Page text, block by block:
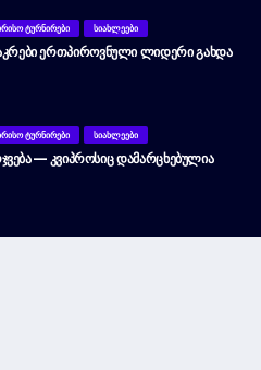
ᲢᲣᲠᲜᲘᲠᲔᲑᲘ ᲡᲘᲐᲮᲚᲔᲔᲑᲘ
ᲔᲠᲗᲞᲘᲠᲝᲕᲜᲣᲚᲘ ᲚᲘᲓᲔᲠᲘ ᲒᲐᲮᲓᲐ
ᲢᲣᲠᲜᲘᲠᲔᲑᲘ ᲡᲘᲐᲮᲚᲔᲔᲑᲘ
— ᲙᲕᲘᲞᲠᲝᲡᲘᲪ ᲓᲐᲛᲐᲠᲪᲮᲔᲑᲣᲚᲘᲐ